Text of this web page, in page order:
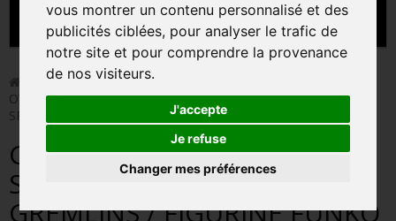
vous montrer un contenu personnalisé et des
publicités ciblées, pour analyser le trafic de
notre site et pour comprendre la provenance
de nos visiteurs.
J'accepte
Je refuse
Changer mes préférences
MENU
CARTE A JOUER
PRÉCOMMANDE FIGURINES POP
FIGURINES POP DISNEY
FIGURINES POP MARVEL
Funko Pop! > GIZMO WITH 3D GLASSES SUPER
OVERSIZED / GREMLINS / FIGURINE FUNKO POP / EXCLUSIVE
SPECIAL EDITION
GIZMO WITH 3D GLASSES
SUPER OVERSIZED /
GREMLINS / FIGURINE FUNKO